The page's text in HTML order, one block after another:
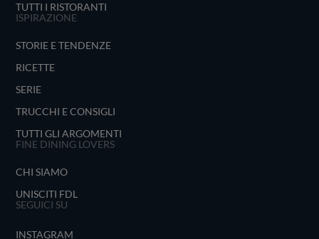
TUTTI I RISTORANTI
ISPIRAZIONE
STORIE E TENDENZE
RICETTE
SERIE
TRUCCHI E CONSIGLI
TUTTI GLI ARGOMENTI
FINE DINING LOVERS
CHI SIAMO
UNISCITI FDL
SEGUICI SU
INSTAGRAM